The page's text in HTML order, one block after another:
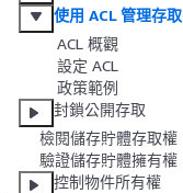
使用 ACL 管理存取
ACL 概觀
設定 ACL
政策範例
封鎖公開存取
檢閱儲存貯體存取權
驗證儲存貯體擁有權
控制物件所有權